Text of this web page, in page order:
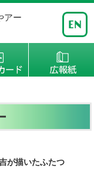
が描いたふたつ